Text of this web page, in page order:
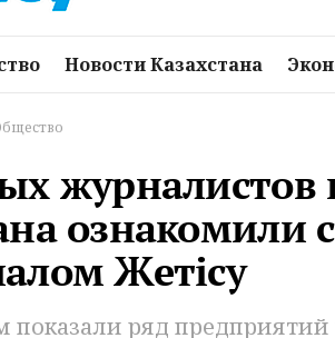
Новости Казахстана
журналистов
ознакомили
Жетісу
показали ряд предприятий